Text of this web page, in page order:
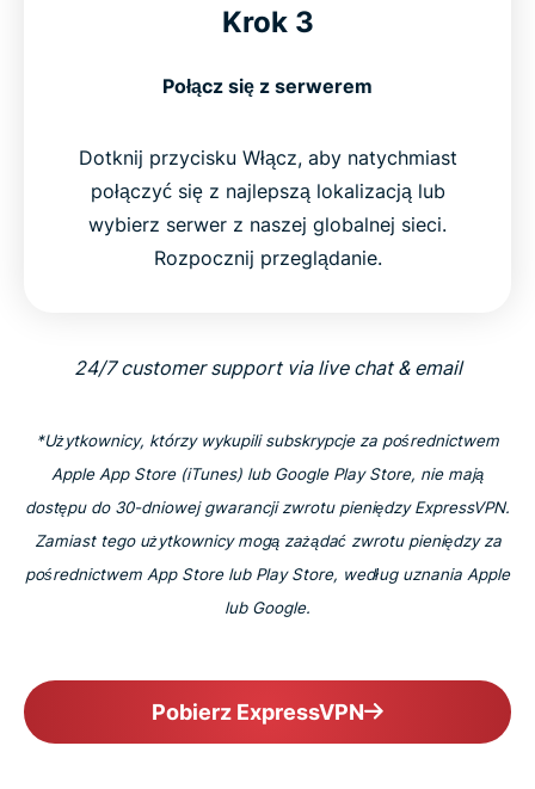
Krok 3
Połącz się z serwerem
Dotknij przycisku Włącz, aby natychmiast
połączyć się z najlepszą lokalizacją lub
wybierz serwer z naszej globalnej sieci.
Rozpocznij przeglądanie.
24/7 customer support via live chat & email
*Użytkownicy, którzy wykupili subskrypcje za pośrednictwem
Apple App Store (iTunes) lub Google Play Store, nie mają
dostępu do 30-dniowej gwarancji zwrotu pieniędzy ExpressVPN.
Zamiast tego użytkownicy mogą zażądać zwrotu pieniędzy za
pośrednictwem App Store lub Play Store, według uznania Apple
lub Google.
Pobierz ExpressVPN